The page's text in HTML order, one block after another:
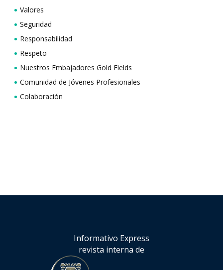
Valores
Seguridad
Responsabilidad
Respeto
Nuestros Embajadores Gold Fields
Comunidad de Jóvenes Profesionales
Colaboración
Informativo Express
revista interna de